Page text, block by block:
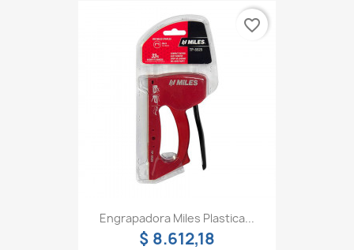
Engrapadora Miles Plastica...
$ 8.612,18
favorite_border